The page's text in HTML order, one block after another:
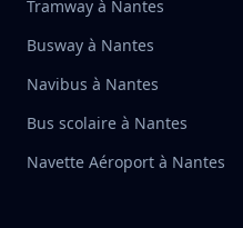
Tramway à Nantes
Busway à Nantes
Navibus à Nantes
Bus scolaire à Nantes
Navette Aéroport à Nantes